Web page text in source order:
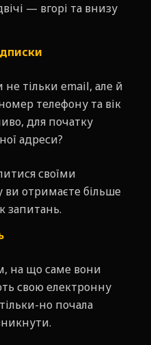
— вгорі та внизу
тільки email, але й
телефону та вік
для початку
адреси?
своїми
отримаєте більше
запитань.
на що саме вони
свою електронну
но почала